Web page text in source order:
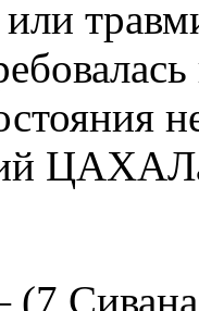
Сивана